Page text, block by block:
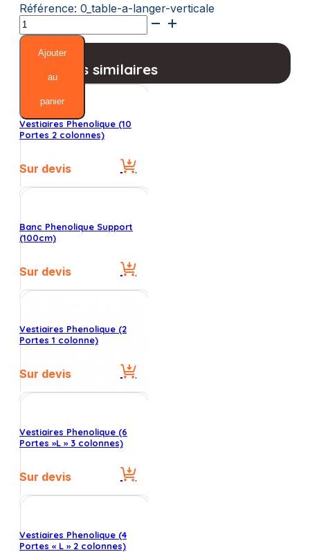
Référence: 0_table-a-langer-verticale
quantité
de
Table
Langer
Ajouter
au
panier
Produits similaires
Vestiaires Phenolique (10
Portes 2 colonnes)
Sur devis
Banc Phenolique Support
(100cm)
Sur devis
Vestiaires Phenolique (2
Portes 1 colonne)
Sur devis
Vestiaires Phenolique (6
Portes »L » 3 colonnes)
Sur devis
Vestiaires Phenolique (4
Portes « L » 2 colonnes)